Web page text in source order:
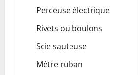
Perceuse électrique
Rivets ou boulons
Scie sauteuse
Mètre ruban